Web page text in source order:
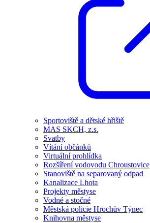
Sportoviště a dětské hřiště
MAS SKCH, z.s.
Svatby
Vítání občánků
Virtuální prohlídka
Rozšíření vodovodu Chroustovice
Stanoviště na separovaný odpad
Kanalizace Lhota
Projekty městyse
Vodné a stočné
Městská policie Hrochův Týnec
Knihovna městyse